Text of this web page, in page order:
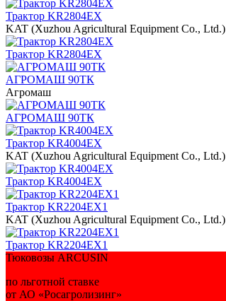
Трактор KR2804EX
KAT (Xuzhou Agricultural Equipment Co., Ltd.)
Трактор KR2804EX
АГРОМАШ 90ТК
Агромаш
АГРОМАШ 90ТК
Трактор KR4004EX
KAT (Xuzhou Agricultural Equipment Co., Ltd.)
Трактор KR4004EX
Трактор KR2204EX1
KAT (Xuzhou Agricultural Equipment Co., Ltd.)
Трактор KR2204EX1
Тюковозы ARCUSIN
по льготной ставке
от АО «Росагролизинг»